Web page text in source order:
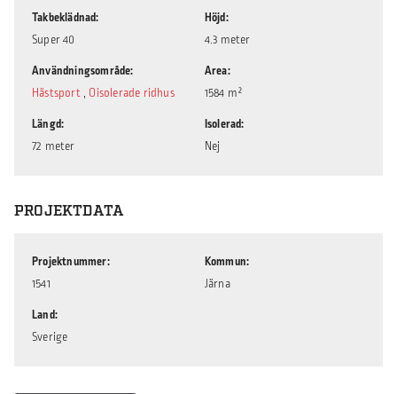
Takbeklädnad
Super 40
Användningsområde
Hästsport , Oisolerade ridhus
Längd
72 meter
Höjd
4.3 meter
Area
1584 m²
Isolerad
Nej
PROJEKTDATA
Projektnummer
1541
Land
Sverige
Kommun
Järna